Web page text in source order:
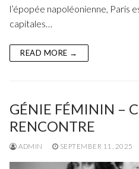
l’épopée napoléonienne, Paris
capitales…
READ MORE →
GÉNIE FÉMININ –
RENCONTRE
ADMIN SEPTEMBER 11, 2025